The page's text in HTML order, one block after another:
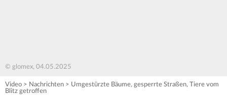
© glomex, 04.05.2025
Video > Nachrichten > Umgestürzte Bäume, gesperrte Straßen, Tiere vom
Blitz getroffen